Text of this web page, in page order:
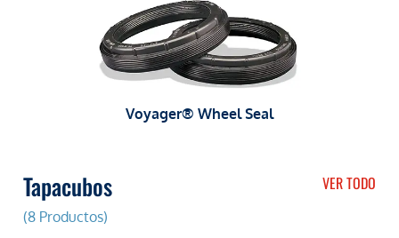
Voyager® Wheel Seal
Tapacubos
(8 Productos)
VER TODO